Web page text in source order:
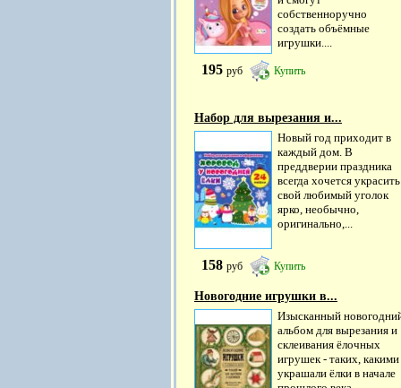
собственноручно
создать объёмные
игрушки....
195 руб Купить
Набор для вырезания и...
Новый год приходит в
каждый дом. В
преддверии праздника
всегда хочется украсить
свой любимый уголок
ярко, необычно,
оригинально,...
158 руб Купить
Новогодние игрушки в...
Изысканный
альбом для вырезания и
склеивания ёлочных
игрушек - таких, какими
украшали ёлки в начале